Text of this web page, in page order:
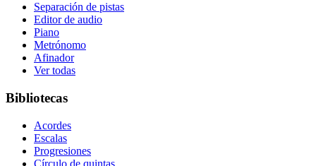
Separación de pistas
Editor de audio
Piano
Metrónomo
Afinador
Ver todas
Bibliotecas
Acordes
Escalas
Progresiones
Círculo de quintas